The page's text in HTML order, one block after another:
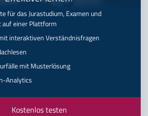
für das Jurastudium, Examen und
auf einer Plattform
interaktiven Verständnisfragen
mit Musterlösung
Analytics
Kostenlos testen